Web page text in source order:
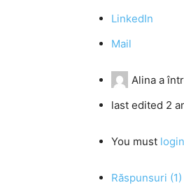
LinkedIn
Mail
Alina a
last edited 2
You must login
Răspunsuri (1)